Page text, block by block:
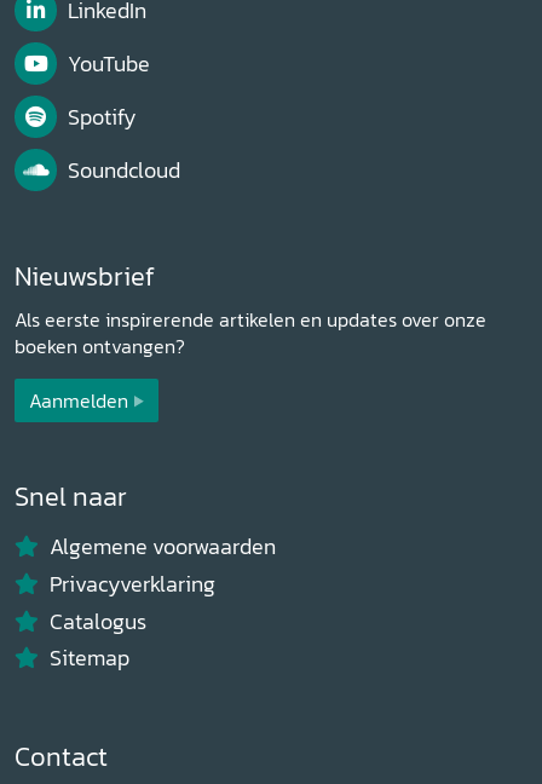
LinkedIn
YouTube
Spotify
Soundcloud
Nieuwsbrief
Als eerste inspirerende artikelen en updates over onze
boeken ontvangen?
Aanmelden
Snel naar
Algemene voorwaarden
Privacyverklaring
Catalogus
Sitemap
Contact